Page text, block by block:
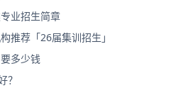
业招生简章
推荐「26届集训招生」
多少钱
？